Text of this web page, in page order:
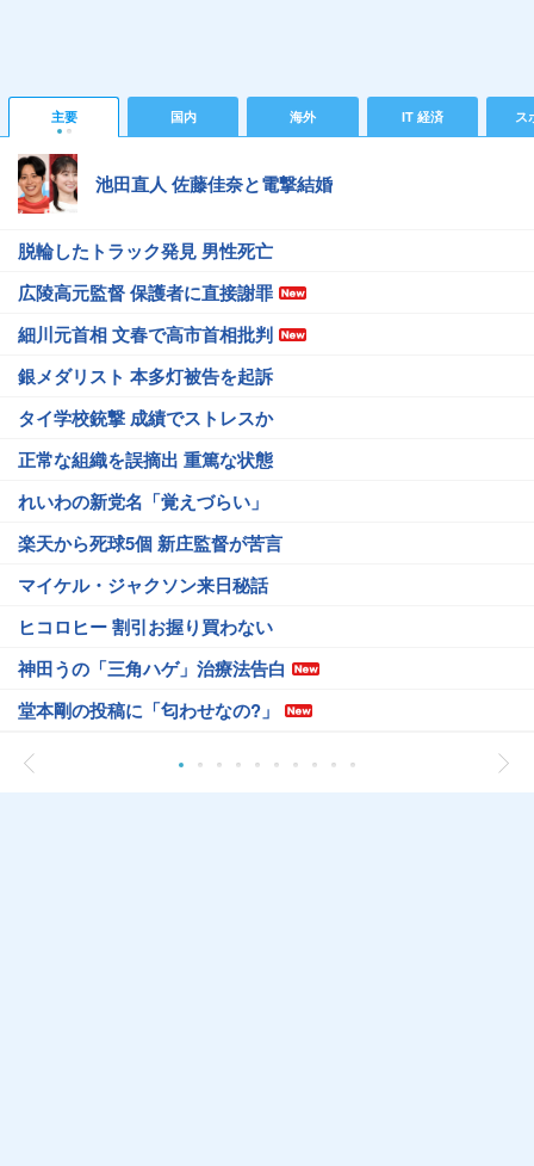
主要 国内 海外 IT 経済 ス
池田直人 佐藤佳奈と電撃結婚
脱輪したトラック発見 男性死亡
広陵高元監督 保護者に直接謝罪
細川元首相 文春で高市首相批判
銀メダリスト 本多灯被告を起訴
タイ学校銃撃 成績でストレスか
正常な組織を誤摘出 重篤な状態
れいわの新党名「覚えづらい」
楽天から死球5個 新庄監督が苦言
マイケル・ジャクソン来日秘話
ヒコロヒー 割引お握り買わない
神田うの「三角ハゲ」治療法告白
堂本剛の投稿に「匂わせなの?」